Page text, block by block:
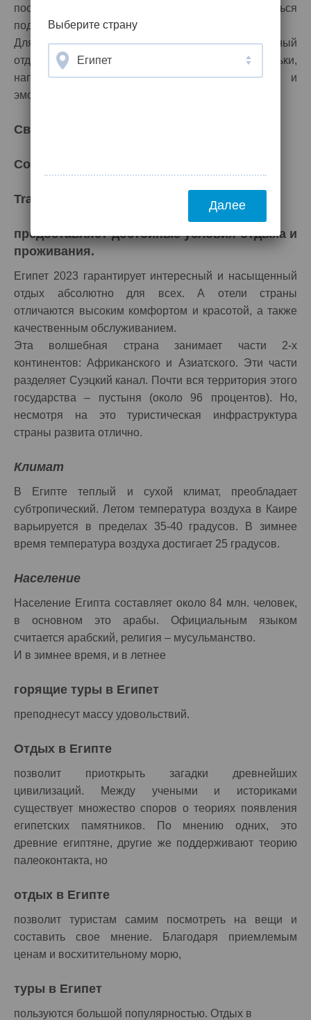
Выберите страну
Египет
Далее
посетить эту страну, чтобы вновь любоваться
подводной красотой.
Для тех, кто предпочитает семейный или одиночный
отдых, гарантируются незабываемые деньки,
наполненные восхитительными впечатлениями и
эмоциями.
Своим клиентам туроператор
Coral
Travel
предоставляет достойные условия отдыха и
проживания.
Египет 2023 гарантирует интересный и насыщенный
отдых абсолютно для всех. А отели страны
отличаются высоким комфортом и красотой, а также
качественным обслуживанием.
Эта волшебная страна занимает части 2-х
континентов: Африканского и Азиатского. Эти части
разделяет Суэцкий канал. Почти вся территория этого
государства – пустыня (около 96 процентов). Но,
несмотря на это туристическая инфраструктура
страны развита отлично.
Климат
В Египте теплый и сухой климат, преобладает
субтропический. Летом температура воздуха в Каире
варьируется в пределах 35-40 градусов. В зимнее
время температура воздуха достигает 25 градусов.
Население
Население Египта составляет около 84 млн. человек,
в основном это арабы. Официальным языком
считается арабский, религия – мусульманство.
И в зимнее время, и в летнее
горящие туры в Египет
преподнесут массу удовольствий.
Отдых в Египте
позволит приоткрыть загадки древнейших
цивилизаций. Между учеными и историками
существует множество споров о теориях появления
египетских памятников. По мнению одних, это
древние египтяне, другие же поддерживают теорию
палеоконтакта, но
отдых в Египте
позволит туристам самим посмотреть на вещи и
составить свое мнение. Благодаря приемлемым
ценам и восхитительному морю,
туры в Египет
пользуются большой популярностью. Отдых в